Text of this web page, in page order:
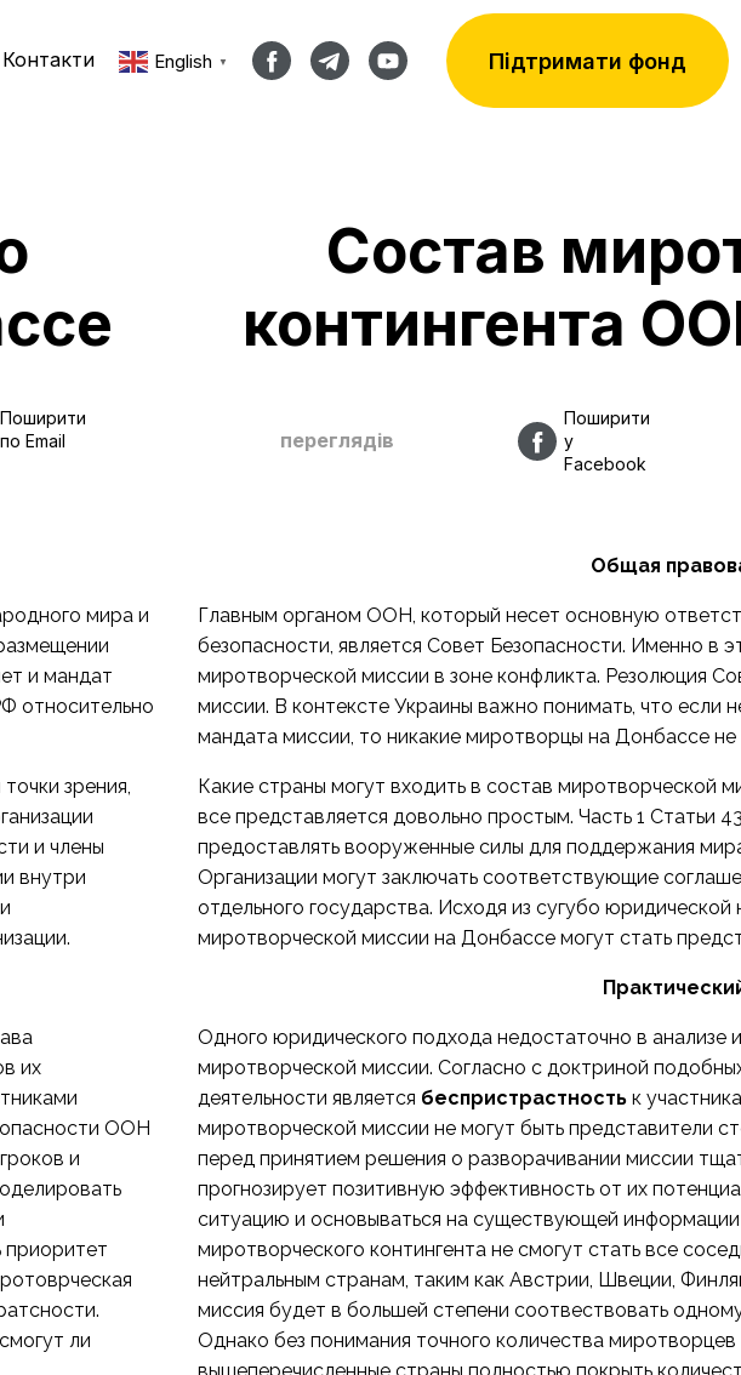
Контакти English ▼ Підтримати фонд
Поширити
по Email
мира и
и мандат
относительно
зрения,
и члены
внутри
их
ООН
и
приоритет
ли
Состав
контингента
переглядів
Поширити
у
Facebook
Общая
Главным органом ООН, который несет основную
безопасности, является Совет Безопасности. Именно в
миротворческой миссии в зоне конфликта. Резолюция
миссии. В контексте Украины важно понимать, что
мандата миссии, то никакие миротворцы на Донбассе не
Какие страны могут входить в состав миротворческой
все представляется довольно простым. Часть 1 Статьи
предоставлять вооруженные силы для поддержания
Организации могут заключать соответствующие
отдельного государства. Исходя из сугубо
миротворческой миссии на Донбассе могут стать
Одного юридического подхода недостаточно в анализе
миротворческой миссии. Согласно с доктриной
деятельности является беспристрастностьк
миротворческой миссии не могут быть представители
перед принятием решения о разворачивании миссии
прогнозирует позитивную эффективность от их
ситуацию и основываться на существующей информации
миротворческого контингента не смогут стать все
нейтральным странам, таким как Австрии, Швеции,
миссия будет в большей степени соотвествовать
Однако без понимания точного количества